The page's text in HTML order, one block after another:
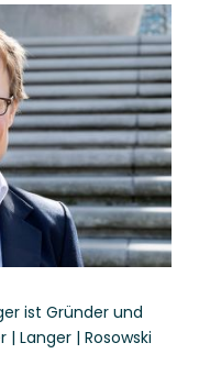
ist Gründer und
| Langer | Rosowski